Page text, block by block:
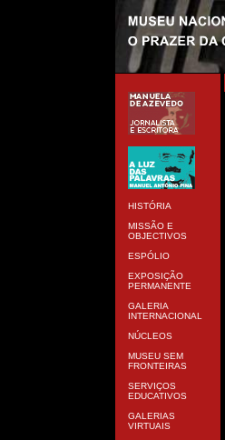
HISTÓRIA
MISSÃO E
OBJECTIVOS
ESPÓLIO
EXPOSIÇÃO
PERMANENTE
GALERIA
INTERNACIONAL
NÚCLEOS
MUSEU SEM
FRONTEIRAS
SERVIÇOS
EDUCATIVOS
GALERIAS
VIRTUAIS